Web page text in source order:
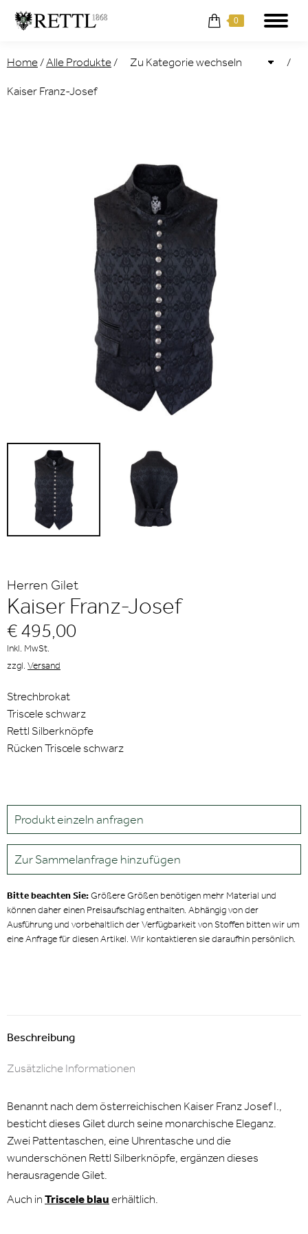
0
Home / Alle Produkte / /
Kaiser Franz-Josef
Herren Gilet
Kaiser Franz-Josef
€ 495,00
Inkl. MwSt.
zzgl. Versand
Strechbrokat
Triscele schwarz
Rettl Silberknöpfe
Rücken Triscele schwarz
Produkt einzeln anfragen
Zur Sammelanfrage hinzufügen
Bitte beachten Sie:Größere Größen benötigen mehr Material und
können daher einen Preisaufschlag enthalten. Abhängig von der
Ausführung und vorbehaltlich der Verfügbarkeit von Stoffen bitten wir um
eine Anfrage für diesen Artikel. Wir kontaktieren sie daraufhin persönlich.
Beschreibung
Zusätzliche Informationen
Benannt nach dem österreichischen Kaiser Franz Josef I.,
besticht dieses Gilet durch seine monarchische Eleganz.
Zwei Pattentaschen, eine Uhrentasche und die
wunderschönen Rettl Silberknöpfe, ergänzen dieses
herausragende Gilet.
Auch in Triscele blau erhältlich.